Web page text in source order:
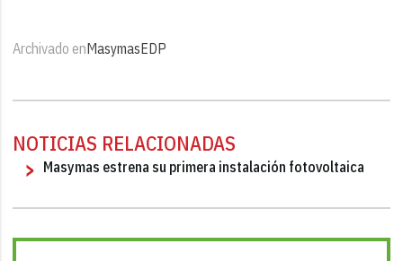
Archivado enMasymasEDP
NOTICIAS RELACIONADAS
Masymas estrena su primera instalación fotovoltaica